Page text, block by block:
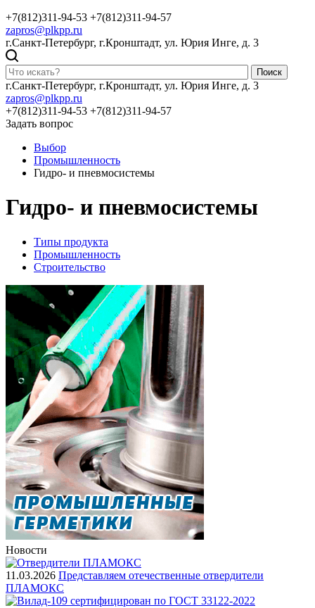
+7(812)311-94-53 +7(812)311-94-57
zapros@plkpp.ru
г.Санкт-Петербург, г.Кронштадт, ул. Юрия Инге, д. 3
Поиск
г.Санкт-Петербург, г.Кронштадт, ул. Юрия Инге, д. 3
zapros@plkpp.ru
+7(812)311-94-53 +7(812)311-94-57
Задать вопрос
Выбор
Промышленность
Гидро- и пневмосистемы
Гидро- и пневмосистемы
Типы продукта
Промышленность
Строительство
Новости
11.03.2026 Представляем отечественные отвердители
ПЛАМОКС